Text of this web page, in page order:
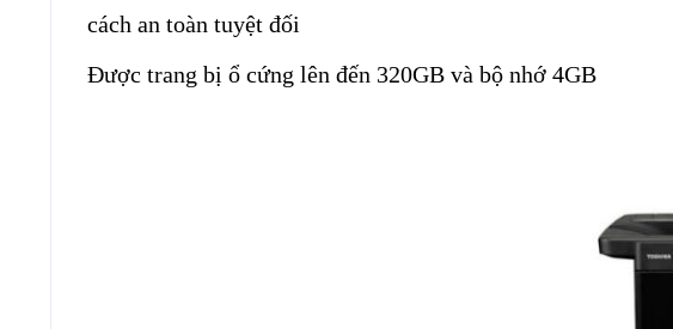
cách an toàn tuyệt đối
Được trang bị ổ cứng lên đến 320GB và bộ nhớ 4GB